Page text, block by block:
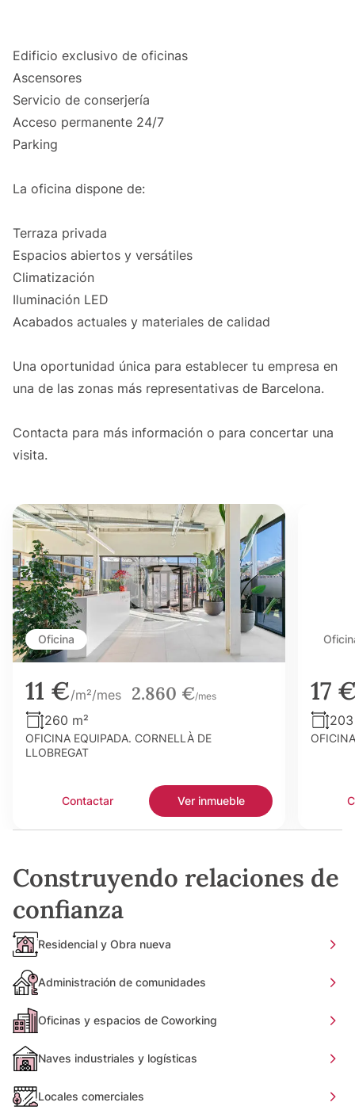
Edificio exclusivo de oficinas
Ascensores
Servicio de conserjería
Acceso permanente 24/7
Parking
La oficina dispone de:
Terraza privada
Espacios abiertos y versátiles
Climatización
Iluminación LED
Acabados actuales y materiales de calidad
Una oportunidad única para establecer tu empresa en
una de las zonas más representativas de Barcelona.
Contacta para más información o para concertar una
visita.
Oficina
11 €/m²/mes 2.860 €/mes
260 m²
OFICINA EQUIPADA. CORNELLÀ DE
LLOBREGAT
Contactar Ver inmueble
17
Construyendo relaciones de
confianza
Residencial y Obra nueva
Administración de comunidades
Oficinas y espacios de Coworking
Naves industriales y logísticas
Locales comerciales